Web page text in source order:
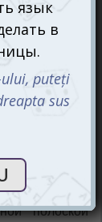
сами куда,
кубик и
точек на
образом
а не
чтобы было
кто-нибудь
полоской